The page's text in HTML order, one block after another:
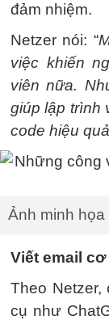
đảm nhiệm.
Netzer nói: “
việc khiến
viên nữa.
giúp lập trình
code hiệu
Ảnh minh họa
Viết email
Theo Netzer,
cụ như